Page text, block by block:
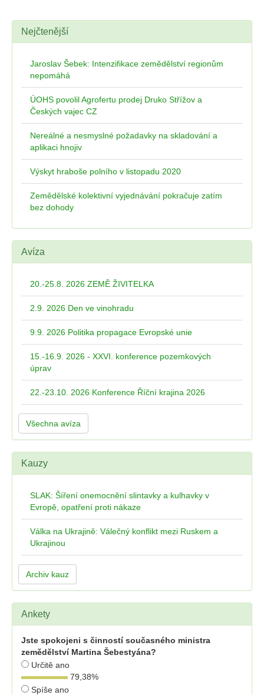
Nejčtenější
Jaroslav Šebek: Intenzifikace zemědělství regionům
nepomáhá
ÚOHS povolil Agrofertu prodej Druko Střížov a
Českých vajec CZ
Nereálné a nesmyslné požadavky na skladování a
aplikaci hnojiv
Výskyt hraboše polního v listopadu 2020
Zemědělské kolektivní vyjednávání pokračuje zatím
bez dohody
Avíza
20.-25.8. 2026 ZEMĚ ŽIVITELKA
2.9. 2026 Den ve vinohradu
9.9. 2026 Politika propagace Evropské unie
15.-16.9. 2026 - XXVI. konference pozemkových
úprav
22.-23.10. 2026 Konference Říční krajina 2026
Všechna avíza
Kauzy
SLAK: Šíření onemocnění slintavky a kulhavky v
Evropě, opatření proti nákaze
Válka na Ukrajině: Válečný konflikt mezi Ruskem a
Ukrajinou
Archiv kauz
Ankety
Jste spokojeni s činností současného ministra
zemědělství Martina Šebestyána?
Určitě ano
79,38%
Spíše ano